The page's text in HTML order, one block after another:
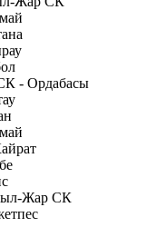
- Ордабасы
Жар СК